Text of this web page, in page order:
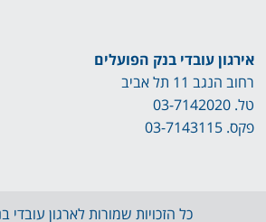
אירגון עובדי בנק הפועלים
רחוב הנגב 11 תל אביב
טל.03-7142020
פקס. 03-7143115
כל הזכויות שמורות לארגון עובדי